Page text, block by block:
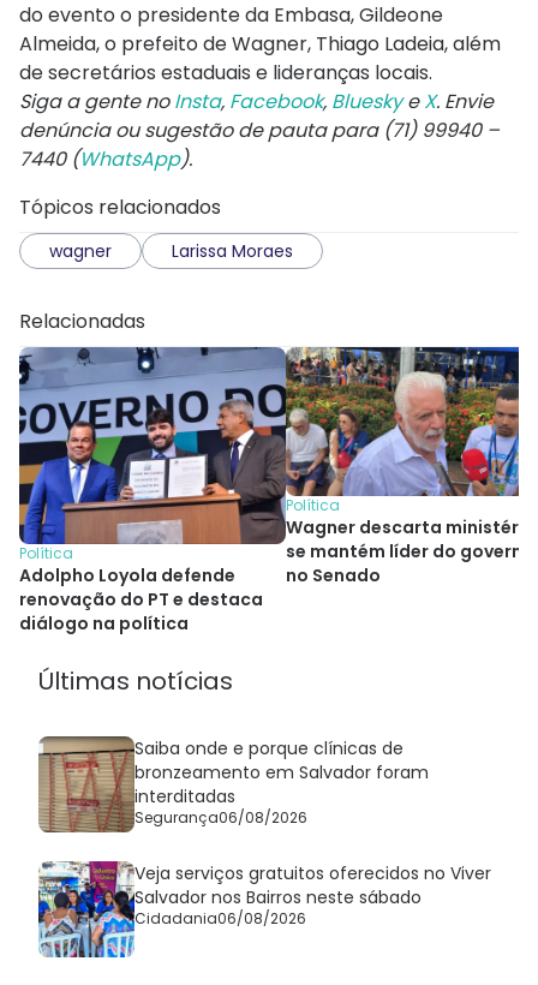
do evento o presidente da Embasa, Gildeone
Almeida, o prefeito de Wagner, Thiago Ladeia, além
de secretários estaduais e lideranças locais.
Siga a gente noInsta, Facebook, BlueskyeX. Envie
denúncia ou sugestão de pauta para (71) 99940 –
7440 (WhatsApp).
Tópicos relacionados
wagner Larissa Moraes
Relacionadas
Política
Adolpho Loyola defende
renovação do PT e destaca
diálogo na política
Política
Wagner descarta ministério
se mantém líder do governo
no Senado
Últimas notícias
Saiba onde e porque clínicas de
bronzeamento em Salvador foram
interditadas
Segurança06/08/2026
Veja serviços gratuitos oferecidos no Viver
Salvador nos Bairros neste sábado
Cidadania06/08/2026